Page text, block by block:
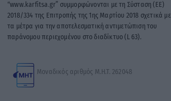
“www.karfitsa.gr” συμμορφώνονται με τη Σύσταση (ΕΕ)
2018/334 της Επιτροπής της 1ης Μαρτίου 2018 σχετικά με
τα μέτρα για την αποτελεσματική αντιμετώπιση του
παράνομου περιεχομένου στο διαδίκτυο (L 63).
Μοναδικός αριθμός Μ.Η.Τ. 262048